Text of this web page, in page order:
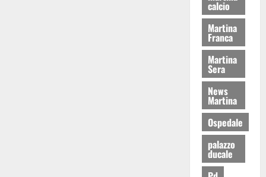
calcio
Martina
Franca
Martina
Sera
News
Martina
Ospedale
palazzo
ducale